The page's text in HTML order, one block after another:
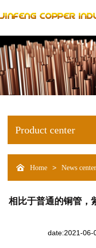
Product center
Home > News center
相比于普通的铜管，
date:2021-06-